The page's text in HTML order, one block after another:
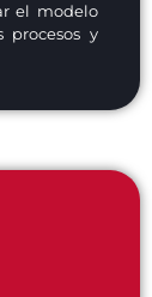
el modelo
y